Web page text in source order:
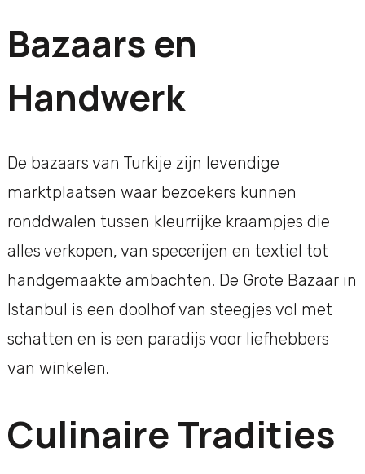
Bazaars en
Handwerk
De bazaars van Turkije zijn levendige
marktplaatsen waar bezoekers kunnen
ronddwalen tussen kleurrijke kraampjes die
alles verkopen, van specerijen en textiel tot
handgemaakte ambachten. De Grote Bazaar in
Istanbul is een doolhof van steegjes vol met
schatten en is een paradijs voor liefhebbers
van winkelen.
Culinaire Tradities